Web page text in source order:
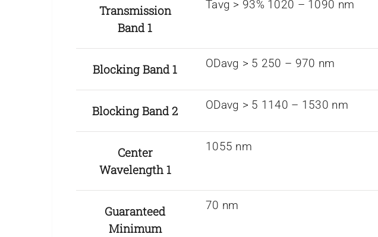
Transmission
Band 1
Tavg > 93% 1020 – 1090 nm
Blocking Band 1 ODavg > 5 250 – 970 nm
Blocking Band 2 ODavg > 5 1140 – 1530 nm
Center
Wavelength 1
1055 nm
Guaranteed
Minimum
70 nm